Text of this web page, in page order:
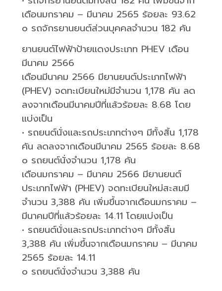
เดือนมกราคม – มีนาคม 2565 ร้อยละ 93.62
o รถจักรยานยนต์ส่วนบุคคลจำนวน 182 คัน
ยานยนต์ไฟฟ้าป้ายแดงประเภท PHEV เดือน
มีนาคม 2566
เดือนมีนาคม 2566 มียานยนต์ประเภทไฟฟ้า
(PHEV) จดทะเบียนใหม่มีจำนวน 1,178 คัน ลด
ลงจากเดือนมีนาคมปีที่แล้วร้อยละ 8.68 โดย
แบ่งเป็น
• รถยนต์นั่งและรถประเภทต่างๆ มีทั้งสิ้น 1,178
คัน ลดลงจากเดือนมีนาคม 2565 ร้อยละ 8.68
o รถยนต์นั่งจำนวน 1,178 คัน
เดือนมกราคม – มีนาคม 2566 มียานยนต์
ประเภทไฟฟ้า (PHEV) จดทะเบียนใหม่สะสมมี
จำนวน 3,388 คัน เพิ่มขึ้นจากเดือนมกราคม –
มีนาคมปีที่แล้วร้อยละ 14.11 โดยแบ่งเป็น
• รถยนต์นั่งและรถประเภทต่างๆ มีทั้งสิ้น
3,388 คัน เพิ่มขึ้นจากเดือนมกราคม – มีนาคม
2565 ร้อยละ 14.11
o รถยนต์นั่งจำนวน 3,388 คัน